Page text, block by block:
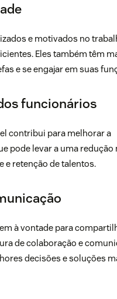
e motivados no
Eles também têm
e se engajar em suas
funcionários
contribui para melhorar a
pode levar a uma redução
e retenção de talentos.
à vontade para
de colaboração e
decisões e soluções